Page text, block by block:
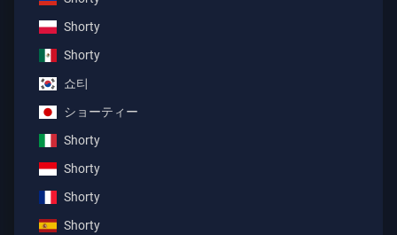
Shorty
Shorty
쇼티
ショーティー
Shorty
Shorty
Shorty
Shorty